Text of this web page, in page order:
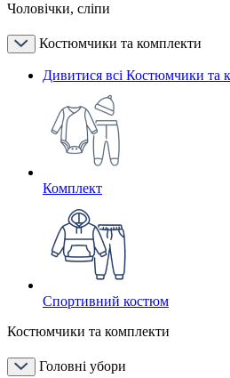
Чоловічки, сліпи
Костюмчики та комплекти
Дивитися всі Костюмчики та
Комплект
Спортивний костюм
Костюмчики та комплекти
Головні убори